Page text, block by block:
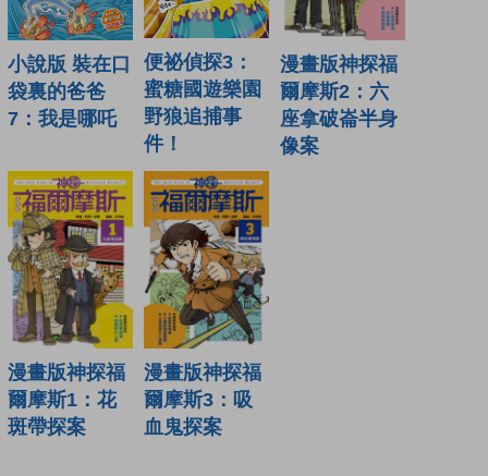
小說版 裝在口
袋裏的爸爸
7：我是哪吒
便祕偵探3：
蜜糖國遊樂園
野狼追捕事
件！
漫畫版神探福
爾摩斯2：六
座拿破崙半身
像案
漫畫版神探福
爾摩斯1：花
斑帶探案
漫畫版神探福
爾摩斯3：吸
血鬼探案